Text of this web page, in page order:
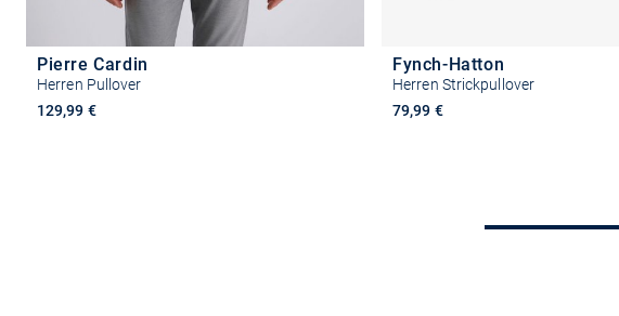
Pierre Cardin
Herren Pullover
129,99 €
Fynch-Hatton
Herren Strickpullover
79,99 €
Größe auswählen